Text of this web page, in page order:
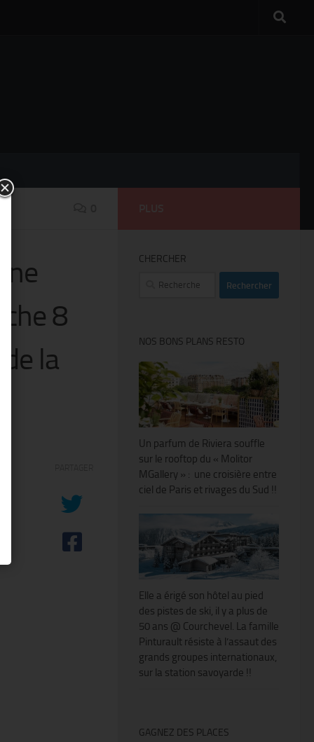
8
la
CHERCHER
Rechercher :
NOS BONS PLANS RESTO
Un parfum de Riviera souffle
sur le rooftop du « Molitor
MGallery » : une croisière entre
ciel de Paris et rivages du Sud !!
Elle a érigé son hôtel au pied
des pistes de ski, il y a plus de
50 ans @ Courchevel. La famille
Pinturault résiste à l’assaut des
grands groupes internationaux,
sur la station savoyarde !!
GAGNEZ DES PLACES